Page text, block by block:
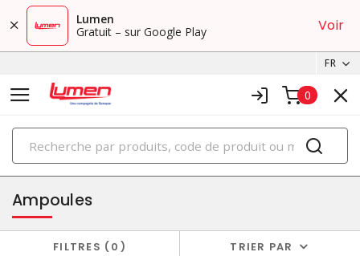
Lumen
Gratuit – sur Google Play
Voir
FR
0
PRODUITS
éclairage
Ampoules
FILTRES 0 TRIER PAR